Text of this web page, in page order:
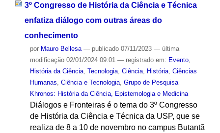
3º Congresso de História da Ciência e Técnica
enfatiza diálogo com outras áreas do
conhecimento
por Mauro Bellesa — publicado07/11/2023 — última
modificação02/01/2024 09:01 — registrado em: Evento,
História da Ciência, Tecnologia, Ciência, História, Ciências
Humanas Ciência e Tecnologia, Grupo de Pesquisa
Khronos: História da Ciência, Epistemologia e Medicina
Diálogos e Fronteiras é o tema do 3º Congresso
de História da Ciência e Técnica da USP, que se
realiza de 8 a 10 de novembro no campus Butantã